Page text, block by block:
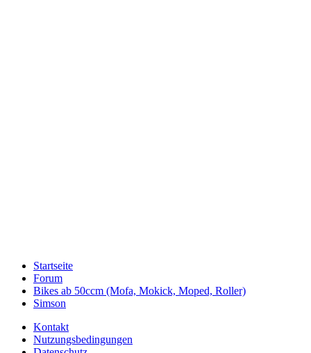
Startseite
Forum
Bikes ab 50ccm (Mofa, Mokick, Moped, Roller)
Simson
Kontakt
Nutzungsbedingungen